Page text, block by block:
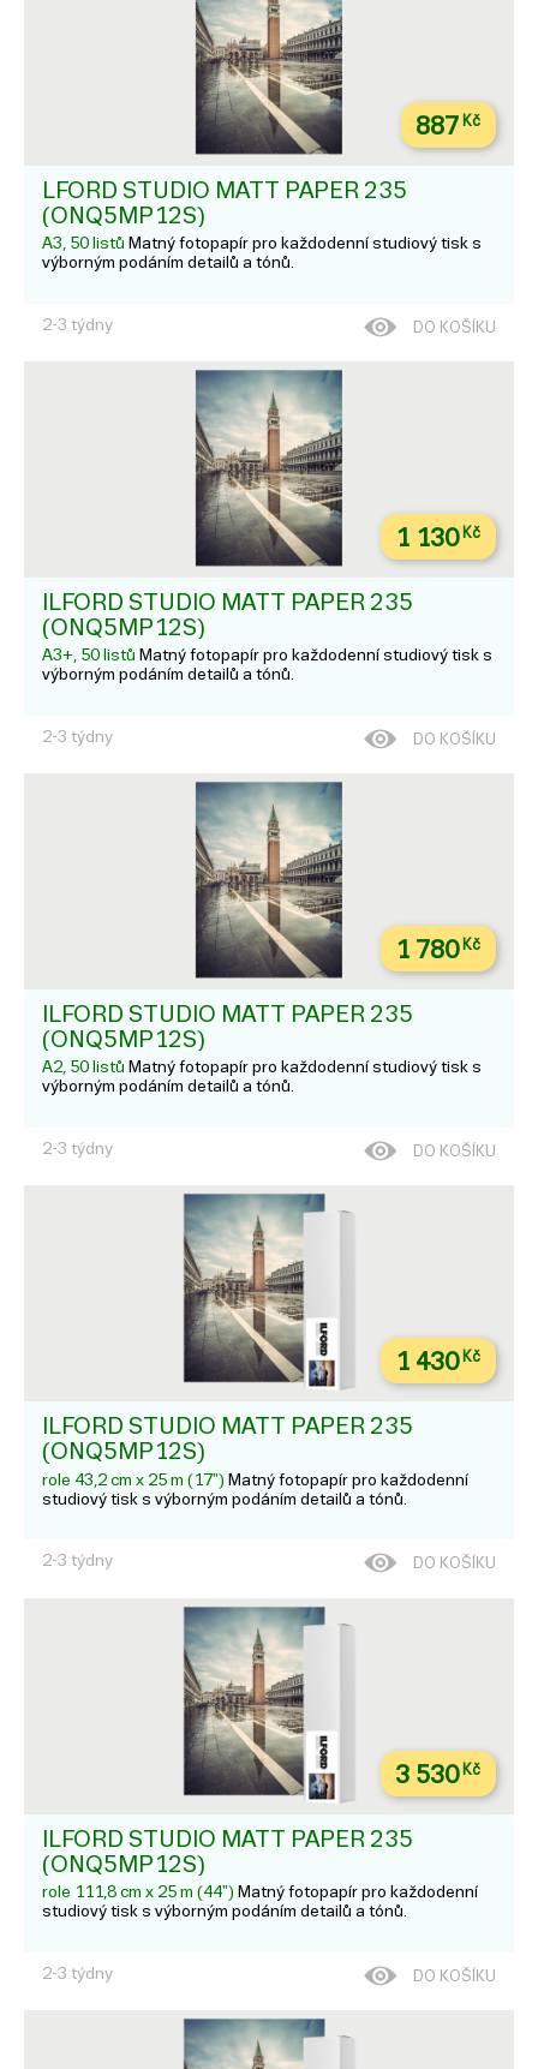
887 Kč
LFORD STUDIO MATT PAPER 235
(ONQ5MP12S)
A3, 50 listů Matný fotopapír pro každodenní studiový tisk s
výborným podáním detailů a tónů.
2-3 týdny DO KOŠÍKU
1 130Kč
ILFORD STUDIO MATT PAPER 235
(ONQ5MP12S)
A3+, 50 listů Matný fotopapír pro každodenní studiový tisk s
výborným podáním detailů a tónů.
2-3 týdny DO KOŠÍKU
1 780Kč
ILFORD STUDIO MATT PAPER 235
(ONQ5MP12S)
A2, 50 listů Matný fotopapír pro každodenní studiový tisk s
výborným podáním detailů a tónů.
2-3 týdny DO KOŠÍKU
1 430Kč
ILFORD STUDIO MATT PAPER 235
(ONQ5MP12S)
role 43,2 cm x 25 m (17") Matný fotopapír pro každodenní
studiový tisk s výborným podáním detailů a tónů.
2-3 týdny DO KOŠÍKU
3 530Kč
ILFORD STUDIO MATT PAPER 235
(ONQ5MP12S)
role 111,8 cm x 25 m (44") Matný fotopapír pro každodenní
studiový tisk s výborným podáním detailů a tónů.
2-3 týdny DO KOŠÍKU